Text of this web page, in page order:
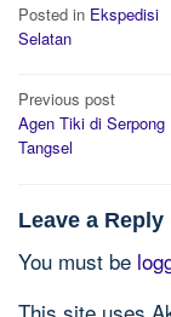
Posted in Ekspedisi
Selatan
Post
navigation
Previous post
Agen Tiki di Serpong
Tangsel
Leave a Reply
You must be